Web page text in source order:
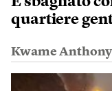
quartiere
Kwame